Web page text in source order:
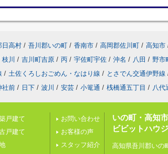
日高村 / 吾川郡いの町 / 香南市 / 高岡郡佐川町 / 高知市
枝川 / 吉川町吉原 / 丙 / 宇佐町宇佐 / 沖名 / 八田 / 野市
/ 土佐くろしおごめん・なはり線 / とさでん交通伊野線
社前 / 日下 / 波川 / 安芸 / 小篭通 / 桟橋通五丁目 / 八代
戸建て
戸建て
お問い合わせ
お客様の声
スタッフ紹介
いの町・高知
ビビットハウ
高知県吾川郡いの